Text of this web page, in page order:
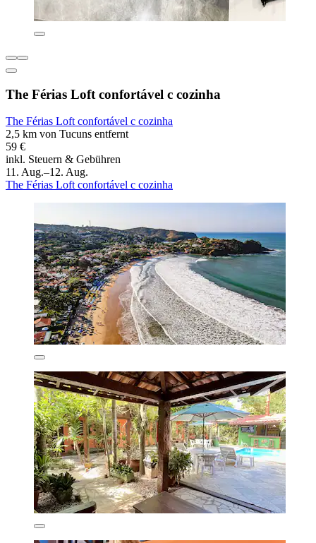
The Férias Loft confortável c cozinha
The Férias Loft confortável c cozinha
2,5 km von Tucuns entfernt
59 €
inkl. Steuern & Gebühren
11. Aug.–12. Aug.
The Férias Loft confortável c cozinha